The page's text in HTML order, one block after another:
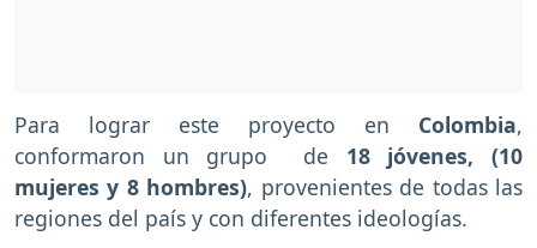
Para lograr este proyecto en Colombia,
conformaron un grupo de 18 jóvenes, (10
mujeres y 8 hombres), provenientes de todas las
regiones del país y con diferentes ideologías.